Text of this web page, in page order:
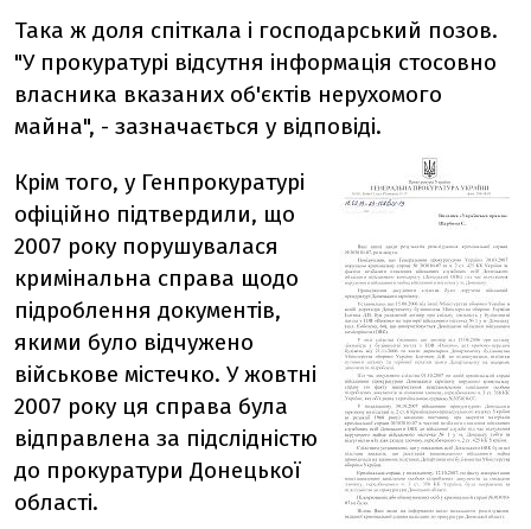
Така ж доля спіткала і господарський позов.
"У прокуратурі відсутня інформація стосовно
власника вказаних об'єктів нерухомого
майна", - зазначається у відповіді.
Крім того, у Генпрокуратурі
офіційно підтвердили, що
2007 року порушувалася
кримінальна справа щодо
підроблення документів,
якими було відчужено
військове містечко. У жовтні
2007 року ця справа була
відправлена за підслідністю
до прокуратури Донецької
області.